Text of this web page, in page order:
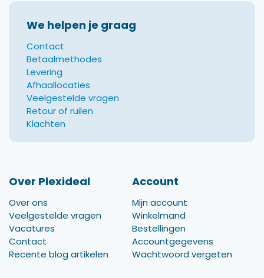
We helpen je graag
Contact
Betaalmethodes
Levering
Afhaallocaties
Veelgestelde vragen
Retour of ruilen
Klachten
Over Plexideal
Over ons
Veelgestelde vragen
Vacatures
Contact
Recente blog artikelen
Account
Mijn account
Winkelmand
Bestellingen
Accountgegevens
Wachtwoord vergeten